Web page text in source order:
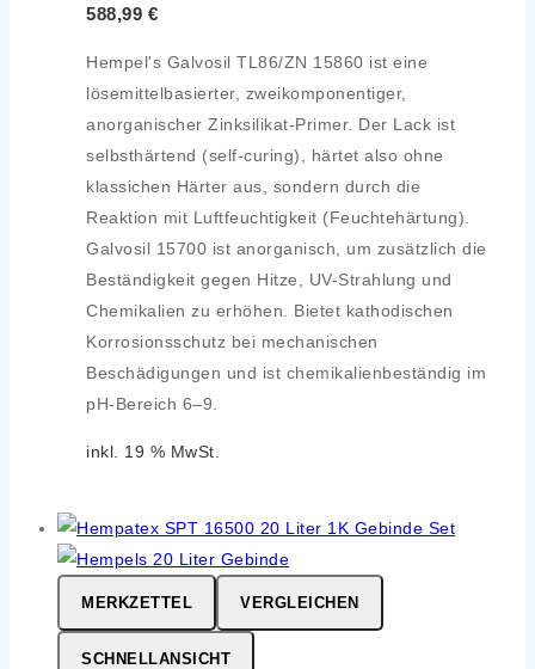
588,99 €
Hempel's Galvosil TL86/ZN 15860 ist eine
lösemittelbasierter, zweikomponentiger,
anorganischer Zinksilikat-Primer. Der Lack ist
selbsthärtend (self-curing), härtet also ohne
klassichen Härter aus, sondern durch die
Reaktion mit Luftfeuchtigkeit (Feuchtehärtung).
Galvosil 15700 ist anorganisch, um zusätzlich die
Beständigkeit gegen Hitze, UV-Strahlung und
Chemikalien zu erhöhen. Bietet kathodischen
Korrosionsschutz bei mechanischen
Beschädigungen und ist chemikalienbeständig im
pH-Bereich 6–9.
inkl. 19 % MwSt.
MERKZETTEL VERGLEICHEN
SCHNELLANSICHT